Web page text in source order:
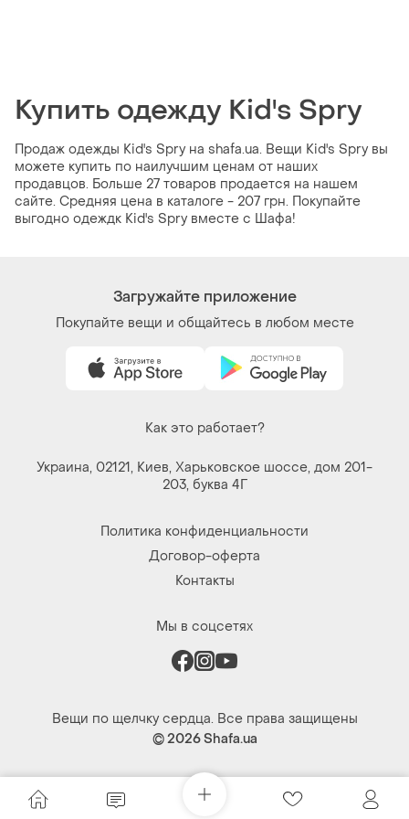
Купить одежду Kid's Spry
Продаж одежды Kid's Spry на shafa.ua. Вещи Kid's Spry вы
можете купить по наилучшим ценам от наших
продавцов. Больше 27 товаров продается на нашем
сайте. Средняя цена в каталоге - 207 грн. Покупайте
выгодно одеждк Kid's Spry вместе с Шафа!
Загружайте приложение
Покупайте вещи и общайтесь в любом месте
Как это работает?
Украина, 02121, Киев, Харьковское шоссе, дом 201-
203, буква 4Г
Политика конфиденциальности
Договор-оферта
Контакты
Мы в соцсетях
Вещи по щелчку сердца. Все права защищены
© 2026Shafa.ua